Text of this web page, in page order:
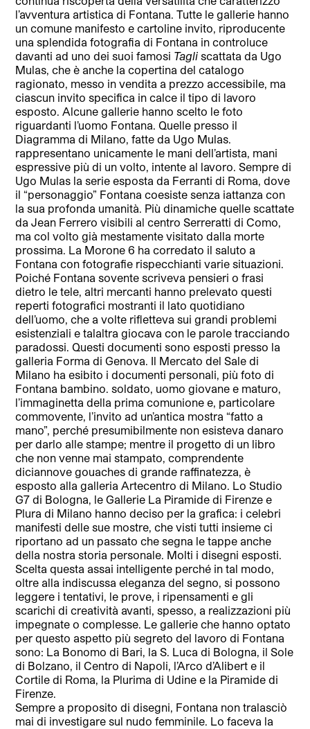
l’avventura artistica di Fontana. Tutte le gallerie hanno
un comune manifesto e cartoline invito, riproducente
una splendida fotografia di Fontana in controluce
davanti ad uno dei suoi famosi Tagli scattata da Ugo
Mulas, che è anche la copertina del catalogo
ragionato, messo in vendita a prezzo accessibile, ma
ciascun invito specifica in calce il tipo di lavoro
esposto. Alcune gallerie hanno scelto le foto
riguardanti l’uomo Fontana. Quelle presso il
Diagramma di Milano, fatte da Ugo Mulas.
rappresentano unicamente le mani dell’artista, mani
espressive più di un volto, intente al lavoro. Sempre di
Ugo Mulas la serie esposta da Ferranti di Roma, dove
il “personaggio” Fontana coesiste senza iattanza con
la sua profonda umanità. Più dinamiche quelle scattate
da Jean Ferrero visibili al centro Serreratti di Como,
ma col volto già mestamente visitato dalla morte
prossima. La Morone 6 ha corredato il saluto a
Fontana con fotografie rispecchianti varie situazioni.
Poiché Fontana sovente scriveva pensieri o frasi
dietro le tele, altri mercanti hanno prelevato questi
reperti fotografici mostranti il lato quotidiano
dell’uomo, che a volte rifletteva sui grandi problemi
esistenziali e talaltra giocava con le parole tracciando
paradossi. Questi documenti sono esposti presso la
galleria Forma di Genova. Il Mercato del Sale di
Milano ha esibito i documenti personali, più foto di
Fontana bambino. soldato, uomo giovane e maturo,
l’immaginetta della prima comunione e, particolare
commovente, l’invito ad un’antica mostra “fatto a
mano”, perché presumibilmente non esisteva danaro
per darlo alle stampe; mentre il progetto di un libro
che non venne mai stampato, comprendente
diciannove gouaches di grande raffinatezza, è
esposto alla galleria Artecentro di Milano. Lo Studio
G7 di Bologna, le Gallerie La Piramide di Firenze e
Plura di Milano hanno deciso per la grafica: i celebri
manifesti delle sue mostre, che visti tutti insieme ci
riportano ad un passato che segna le tappe anche
della nostra storia personale. Molti i disegni esposti.
Scelta questa assai intelligente perché in tal modo,
oltre alla indiscussa eleganza del segno, si possono
leggere i tentativi, le prove, i ripensamenti e gli
scarichi di creatività avanti, spesso, a realizzazioni più
impegnate o complesse. Le gallerie che hanno optato
per questo aspetto più segreto del lavoro di Fontana
sono: La Bonomo di Bari, la S. Luca di Bologna, il Sole
di Bolzano, il Centro di Napoli, l’Arco d’Alibert e il
Cortile di Roma, la Plurima di Udine e la Piramide di
Firenze.
Sempre a proposito di disegni, Fontana non tralasciò
mai di investigare sul nudo femminile. Lo faceva la